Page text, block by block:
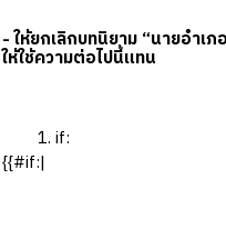
- ให้ยกเลิกบทนิยาม “นายอำ
ให้ใช้ความต่อไปนี้แทน
if:
{{#if:|